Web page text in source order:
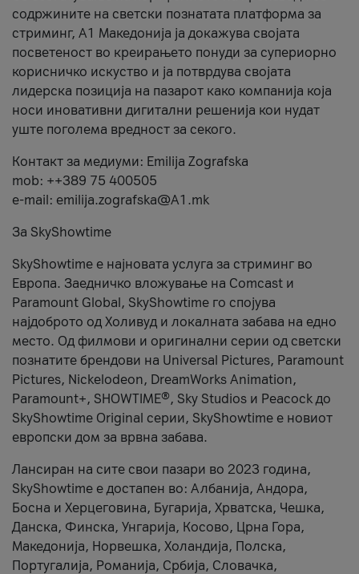
содржините на светски познатата платформа за
стриминг, А1 Македонија ја докажува својата
посветеност во креирањето понуди за супериорно
корисничко искуство и ја потврдува својата
лидерска позиција на пазарот како компанија која
носи иновативни дигитални решенија кои нудат
уште поголема вредност за секого.
Контакт за медиуми: Emilija Zografska
mob: ++389 75 400505
e-mail: emilija.zografska@A1.mk
За SkyShowtime
SkyShowtime е најновата услуга за стриминг во
Европа. Заедничко вложување на Comcast и
Paramount Global, SkyShowtime го спојува
најдоброто од Холивуд и локалната забава на едно
место. Од филмови и оригинални серии од светски
познатите брендови на Universal Pictures, Paramount
Pictures, Nickelodeon, DreamWorks Animation,
Paramount+, SHOWTIME®, Sky Studios и Peacock до
SkyShowtime Original серии, SkyShowtime е новиот
европски дом за врвна забава.
Лансиран на сите свои пазари во 2023 година,
SkyShowtime е достапен во: Албанија, Андора,
Босна и Херцеговина, Бугарија, Хрватска, Чешка,
Данска, Финска, Унгарија, Косово, Црна Гора,
Македонија, Норвешка, Холандија, Полска,
Португалија, Романија, Србија, Словачка,